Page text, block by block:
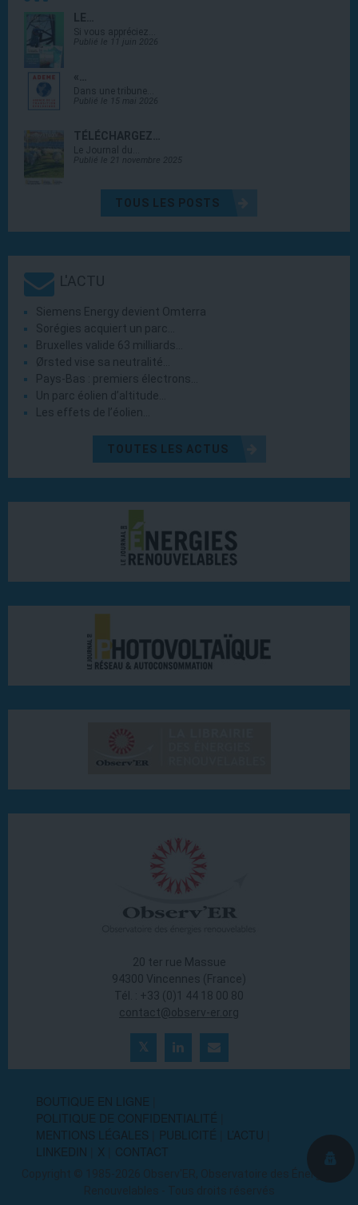
LE…
Si vous appréciez…
Publié le 11 juin 2026
«…
Dans une tribune…
Publié le 15 mai 2026
TÉLÉCHARGEZ…
Le Journal du…
Publié le 21 novembre 2025
TOUS LES POSTS
L'ACTU
Siemens Energy devient Omterra
Sorégies acquiert un parc…
Bruxelles valide 63 milliards…
Ørsted vise sa neutralité…
Pays-Bas : premiers électrons…
Un parc éolien d’altitude…
Les effets de l’éolien…
TOUTES LES ACTUS
20 ter rue Massue
94300 Vincennes (France)
Tél. : +33 (0)1 44 18 00 80
contact@observ-er.org
BOUTIQUE EN LIGNE
POLITIQUE DE CONFIDENTIALITÉ
MENTIONS LÉGALES
PUBLICITÉ
L’ACTU
LINKEDIN
X CONTACT
Copyright © 1985-2026 Observ'ER, Observatoire des Énergies